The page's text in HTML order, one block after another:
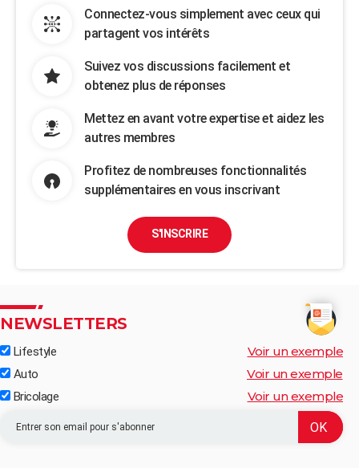
Connectez-vous simplement avec ceux qui
partagent vos intérêts
Suivez vos discussions facilement et
obtenez plus de réponses
Mettez en avant votre expertise et aidez les
autres membres
Profitez de nombreuses fonctionnalités
supplémentaires en vous inscrivant
S'INSCRIRE
NEWSLETTERS
Lifestyle Voir un exemple
Auto Voir un exemple
Bricolage Voir un exemple